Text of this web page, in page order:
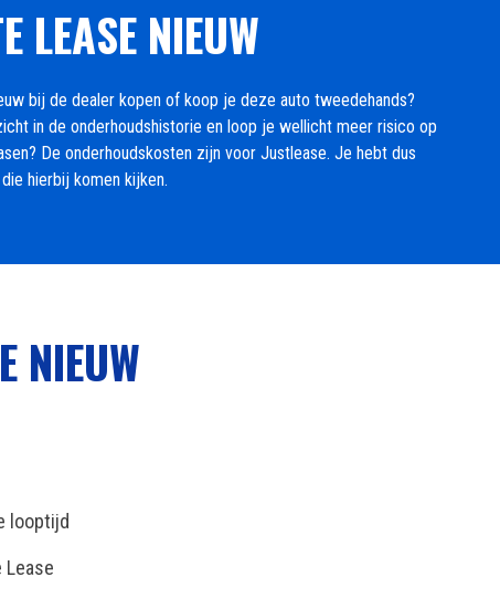
LEASE NIEUW
bij de dealer kopen of koop je deze auto tweedehands?
in de onderhoudshistorie en loop je wellicht meer risico op
De onderhoudskosten zijn voor Justlease. Je hebt dus
hierbij komen kijken.
NIEUW
looptijd
Lease